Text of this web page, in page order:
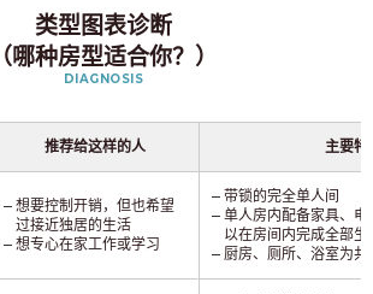
类型图表诊断
（哪种房型适合你？）
DIAGNOSIS
推荐给这样的人 主要特
想要控制开销，但也希望
过接近独居的生活
想专心在家工作或学习
带锁的完全单人间
单人房内配备家具、
以在房间内完成全部生
厨房、厕所、浴室为共